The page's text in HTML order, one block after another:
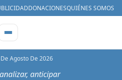
DONACIONESQUIÉNES SOMOS
Agosto De 2026
anticipar